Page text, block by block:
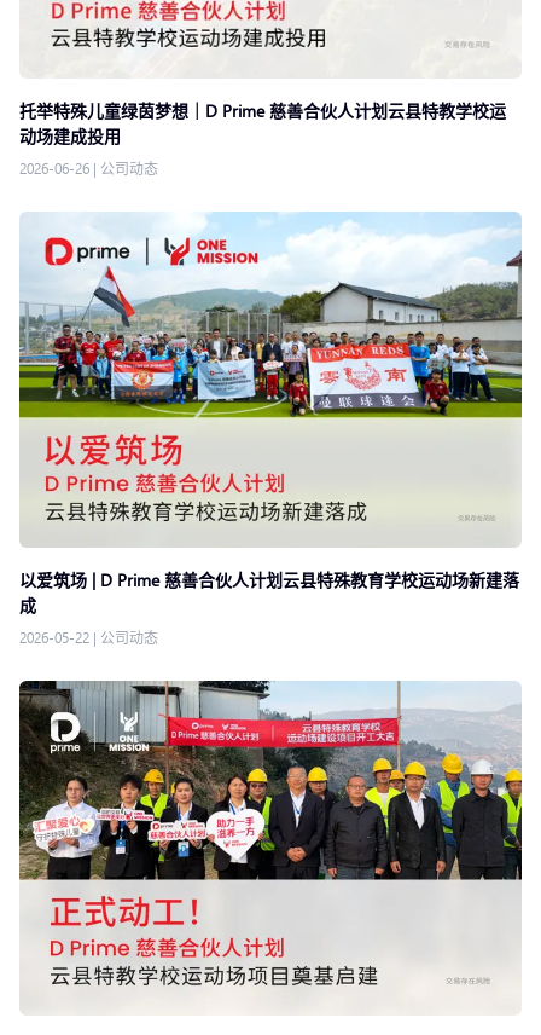
托举特殊儿童绿茵梦想｜D Prime 慈善合伙人计划云县特教学校运
动场建成投用
2026-06-26 | 公司动态
以爱筑场 | D Prime 慈善合伙人计划云县特殊教育学校运动场新建落
成
2026-05-22 | 公司动态